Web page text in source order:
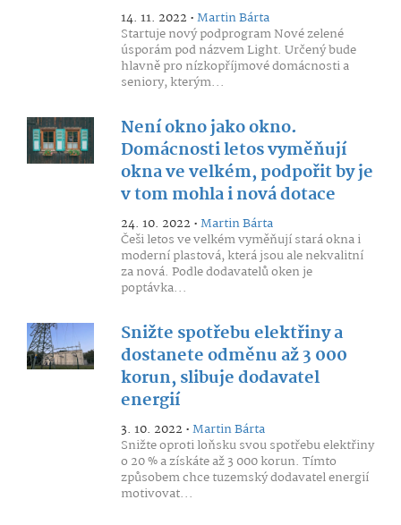
14. 11. 2022 •Martin Bárta
Startuje nový podprogram Nové zelené
úsporám pod názvem Light. Určený bude
hlavně pro nízkopříjmové domácnosti a
seniory, kterým...
Není okno jako okno.
Domácnosti letos vyměňují
okna ve velkém, podpořit by je
v tom mohla i nová dotace
24. 10. 2022 •Martin Bárta
Češi letos ve velkém vyměňují stará okna i
moderní plastová, která jsou ale nekvalitní
za nová. Podle dodavatelů oken je
poptávka...
Snižte spotřebu elektřiny a
dostanete odměnu až 3 000
korun, slibuje dodavatel
energií
3. 10. 2022 •Martin Bárta
Snižte oproti loňsku svou spotřebu elektřiny
o 20 % a získáte až 3 000 korun. Tímto
způsobem chce tuzemský dodavatel energií
motivovat...